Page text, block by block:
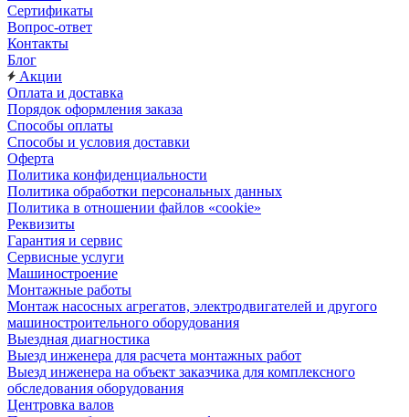
Сертификаты
Вопрос-ответ
Контакты
Блог
Акции
Оплата и доставка
Порядок оформления заказа
Способы оплаты
Способы и условия доставки
Оферта
Политика конфиденциальности
Политика обработки персональных данных
Политика в отношении файлов «cookie»
Реквизиты
Гарантия и сервис
Сервисные услуги
Машиностроение
Монтажные работы
Монтаж насосных агрегатов, электродвигателей и другого
машиностроительного оборудования
Выездная диагностика
Выезд инженера для расчета монтажных работ
Выезд инженера на объект заказчика для комплексного
обследования оборудования
Центровка валов